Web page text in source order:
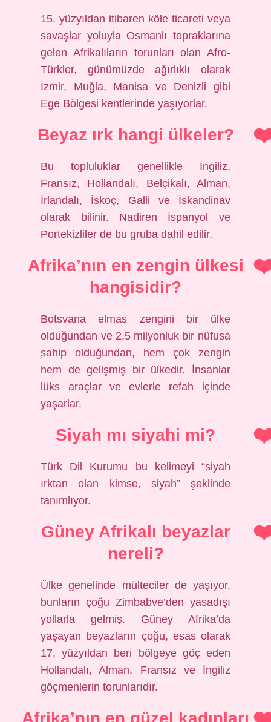
15. yüzyıldan itibaren köle ticareti veya
savaşlar yoluyla Osmanlı topraklarına
gelen Afrikalıların torunları olan Afro-
Türkler, günümüzde ağırlıklı olarak
İzmir, Muğla, Manisa ve Denizli gibi
Ege Bölgesi kentlerinde yaşıyorlar.
Beyaz ırk hangi ülkeler?
Bu topluluklar genellikle İngiliz,
Fransız, Hollandalı, Belçikalı, Alman,
İrlandalı, İskoç, Galli ve İskandinav
olarak bilinir. Nadiren İspanyol ve
Portekizliler de bu gruba dahil edilir.
Afrika’nın en zengin ülkesi
hangisidir?
Botsvana elmas zengini bir ülke
olduğundan ve 2,5 milyonluk bir nüfusa
sahip olduğundan, hem çok zengin
hem de gelişmiş bir ülkedir. İnsanlar
lüks araçlar ve evlerle refah içinde
yaşarlar.
Siyah mı siyahi mi?
Türk Dil Kurumu bu kelimeyi “siyah
ırktan olan kimse, siyah” şeklinde
tanımlıyor.
Güney Afrikalı beyazlar
nereli?
Ülke genelinde mülteciler de yaşıyor,
bunların çoğu Zimbabve’den yasadışı
yollarla gelmiş. Güney Afrika’da
yaşayan beyazların çoğu, esas olarak
17. yüzyıldan beri bölgeye göç eden
Hollandalı, Alman, Fransız ve İngiliz
göçmenlerin torunlarıdır.
Afrika’nın en güzel kadınları